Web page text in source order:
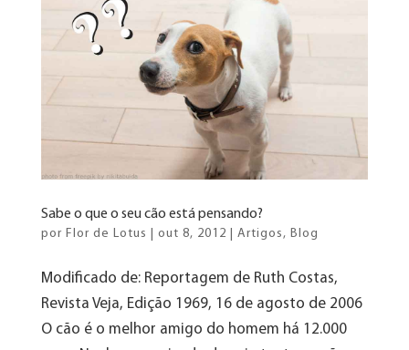
Sabe o que o seu cão está pensando?
por Flor de Lotus out 8, 2012 Artigos, Blog
Modificado de: Reportagem de Ruth Costas,
Revista Veja, Edição 1969, 16 de agosto de 2006
O cão é o melhor amigo do homem há 12.000